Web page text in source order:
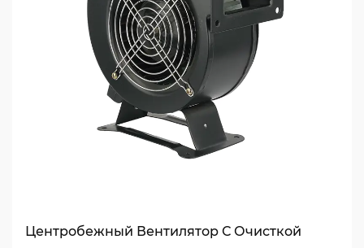
Центробежный Вентилятор С Очисткой